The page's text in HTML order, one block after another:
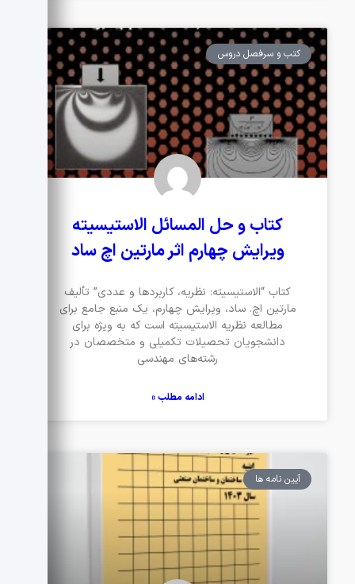
کتب و سرفصل دروس
کتاب و حل المسائل الاستیسیته
ویرایش چهارم اثر مارتین اچ ساد
کتاب “الاستیسیته: نظریه، کاربردها و عددی” تألیف
مارتین اچ. ساد، ویرایش چهارم، یک منبع جامع برای
مطالعه نظریه الاستیسیته است که به ویژه برای
دانشجویان تحصیلات تکمیلی و متخصصان در
رشته‌های مهندسی
ادامه مطلب »
آیین نامه ها